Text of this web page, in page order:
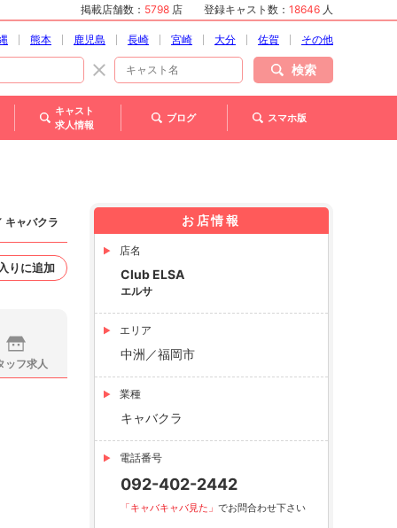
掲載店舗数： 5798 店 登録キャスト数： 18646 人
熊本 鹿児島 長崎 宮崎 大分 佐賀 その他
検索
キャスト
求人情報
ブログ スマホ版
キャバクラ
りに追加
ッフ求人
お店情報
店名
Club ELSA
エルサ
エリア
中洲／福岡市
業種
キャバクラ
電話番号
092-402-2442
「キャバキャバ見た」 でお問合わせ下さい